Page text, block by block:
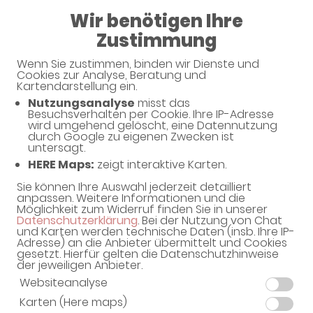
Wir benötigen Ihre
Zustimmung
Wenn Sie zustimmen, binden wir Dienste und
Cookies zur Analyse, Beratung und
Kartendarstellung ein.
Nutzungsanalyse misst das
Besuchsverhalten per Cookie. Ihre IP-Adresse
wird umgehend gelöscht, eine Datennutzung
durch Google zu eigenen Zwecken ist
untersagt.
HERE Maps: zeigt interaktive Karten.
Sie können Ihre Auswahl jederzeit detailliert
anpassen. Weitere Informationen und die
Möglichkeit zum Widerruf finden Sie in unserer
Datenschutzerklärung. Bei der Nutzung von Chat
und Karten werden technische Daten (insb. Ihre IP-
Adresse) an die Anbieter übermittelt und Cookies
gesetzt. Hierfür gelten die Datenschutzhinweise
der jeweiligen Anbieter.
Websiteanalyse
Karten (Here maps)
08:15 - 12:30
14:30 - 18:30
Sonnen-Apotheke
Unsere Serviceleistungen
Unsere Apotheke bietet eine Vielzahl von
Serviceleistungen rund um Ihre Gesundheit.
Schwerpunkte